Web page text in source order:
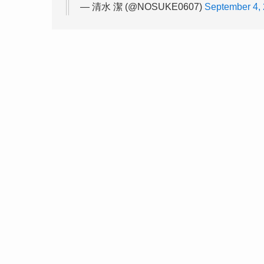
— 清水 潔 (@NOSUKE0607) September 4,